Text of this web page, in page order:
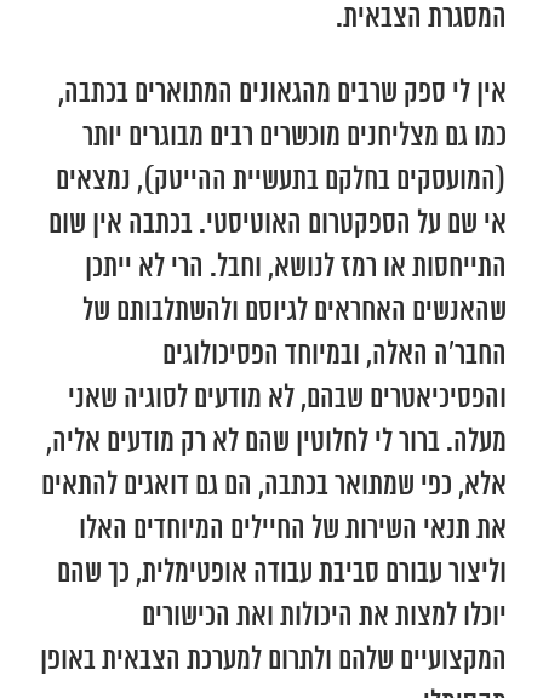
המסגרת הצבאית.
אין לי ספק שרבים מהגאונים המתוארים בכתבה,
כמו גם מצליחנים מוכשרים רבים מבוגרים יותר
(המועסקים בחלקם בתעשיית ההייטק), נמצאים
אי שם על הספקטרום האוטיסטי. בכתבה אין שום
התייחסות או רמז לנושא, וחבל. הרי לא ייתכן
שהאנשים האחראים לגיוסם ולהשתלבותם של
החבר’ה האלה, ובמיוחד הפסיכולוגים
והפסיכיאטרים שבהם, לא מודעים לסוגיה שאני
מעלה. ברור לי לחלוטין שהם לא רק מודעים אליה,
אלא, כפי שמתואר בכתבה, הם גם דואגים להתאים
את תנאי השירות של החיילים המיוחדים האלו
וליצור עבורם סביבת עבודה אופטימלית, כך שהם
יוכלו למצות את היכולות ואת הכישורים
המקצועיים שלהם ולתרום למערכת הצבאית באופן